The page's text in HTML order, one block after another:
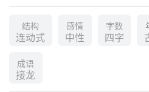
结构
连动式
感情
中性
字数
四字
成语
接龙